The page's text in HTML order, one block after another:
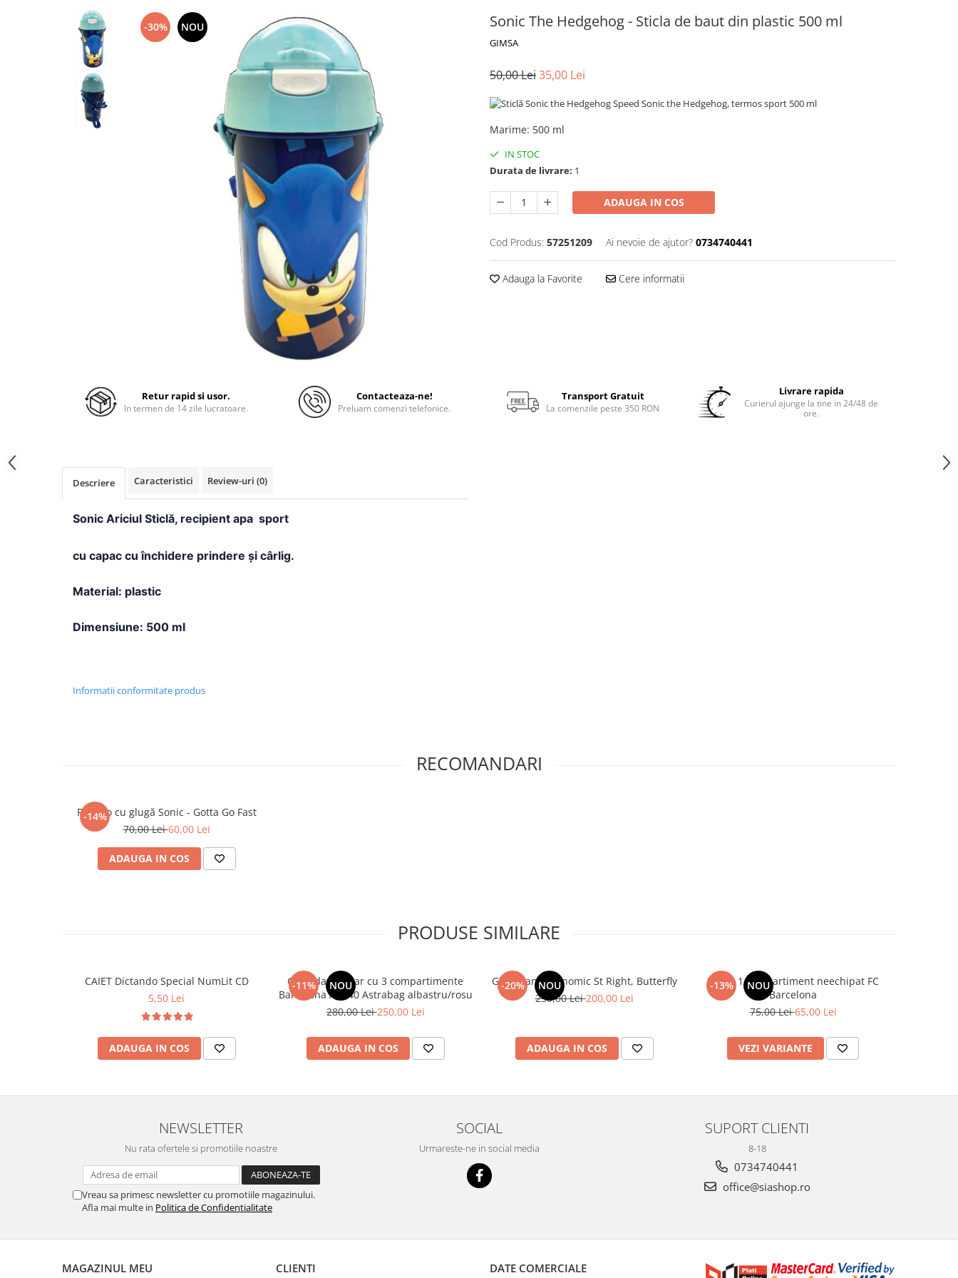
Sonic The Hedgehog - Sticla de baut din plastic 500 ml
GIMSA
-30% NOU
50,00 Lei35,00 Lei
Marime: 500 ml
IN STOC
Durata de livrare: 1
ADAUGA IN COS
Cod Produs: 57251209 Ai nevoie de ajutor? 0734740441
Adauga la Favorite Cere informatii
Retur rapid si usor.
In termen de 14 zile lucratoare.
Contacteaza-ne!
Preluam comenzi telefonice.
Transport Gratuit
La comenzile peste 350 RON
Livrare rapida
Curierul ajunge la tine in 24/48 de
ore.
Descriere Caracteristici Review-uri (0)
Sonic Ariciul Sticlă, recipient apa sport
cu capac cu închidere prindere și cârlig.
Material: plastic
Dimensiune: 500 ml
Informatii conformitate produs
RECOMANDARI
-14%
Poncho cu glugă Sonic - Gotta Go Fast
70,00 Lei60,00 Lei
ADAUGA IN COS
PRODUSE SIMILARE
CAIET Dictando Special NumLit CD
5,50 Lei
ADAUGA IN COS
-11% NOU
Ghiozdan școlar cu 3 compartimente
Barcelona AB340 Astrabag albastru/rosu
280,00 Lei250,00 Lei
ADAUGA IN COS
-20% NOU
Ghiozdan ergonomic St Right, Butterfly
250,00 Lei200,00 Lei
ADAUGA IN COS
-13% NOU
Penar 1 compartiment neechipat FC
Barcelona
75,00 Lei65,00 Lei
VEZI VARIANTE
NEWSLETTER
Nu rata ofertele si promotiile noastre
Vreau sa primesc newsletter cu promotiile magazinului.
Afla mai multe in Politica de Confidentialitate
SOCIAL
Urmareste-ne in social media
SUPORT CLIENTI
8-18
0734740441
office@siashop.ro
MAGAZINUL MEU CLIENTI DATE COMERCIALE